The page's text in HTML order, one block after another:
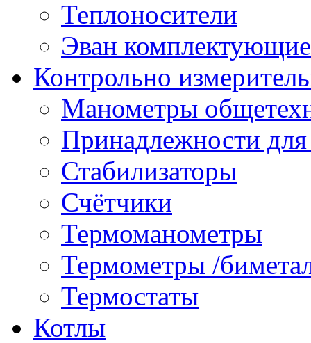
Теплоносители
Эван комплектующие
Контрольно
Манометры
Принадлежности
Стабилизаторы
Счётчики
Термоманометры
Термометры /
Термостаты
Котлы